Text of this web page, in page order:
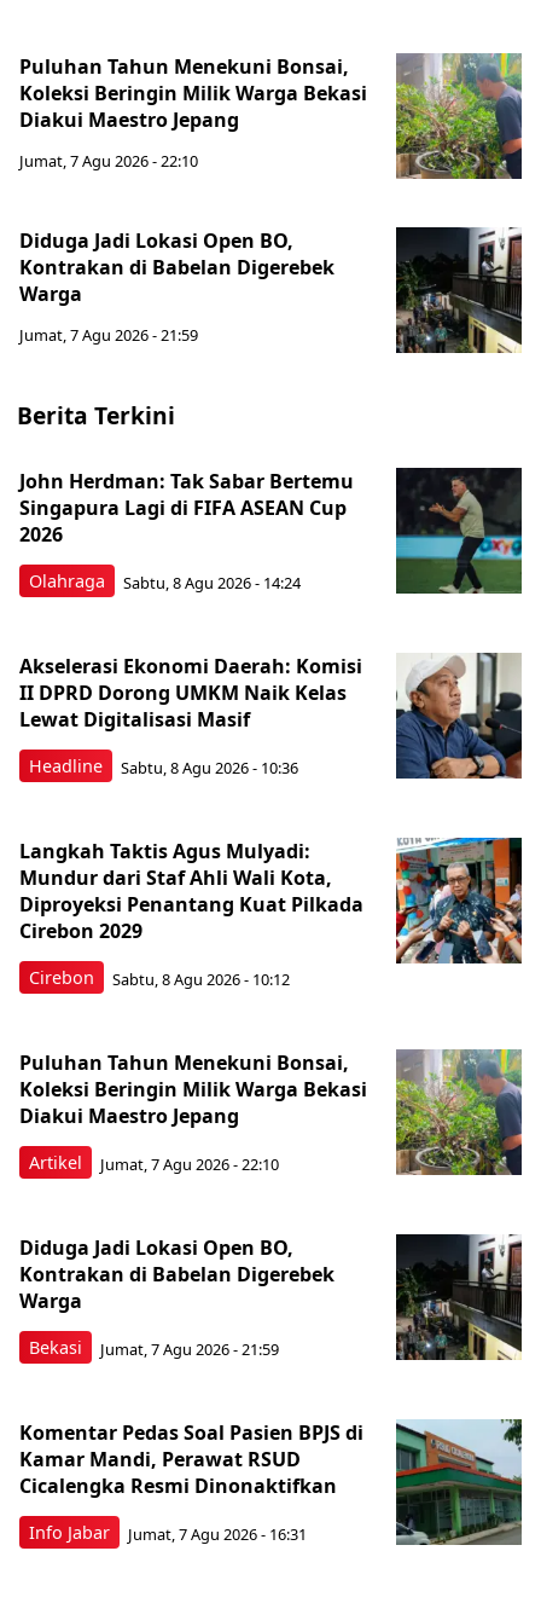
Puluhan Tahun Menekuni Bonsai,
Koleksi Beringin Milik Warga Bekasi
Diakui Maestro Jepang
Jumat, 7 Agu 2026 - 22:10
Diduga Jadi Lokasi Open BO,
Kontrakan di Babelan Digerebek
Warga
Jumat, 7 Agu 2026 - 21:59
Berita Terkini
Olahraga
John Herdman: Tak Sabar Bertemu
Singapura Lagi di FIFA ASEAN Cup
2026
Sabtu, 8 Agu 2026 - 14:24
Headline
Akselerasi Ekonomi Daerah: Komisi
II DPRD Dorong UMKM Naik Kelas
Lewat Digitalisasi Masif
Sabtu, 8 Agu 2026 - 10:36
Cirebon
Langkah Taktis Agus Mulyadi:
Mundur dari Staf Ahli Wali Kota,
Diproyeksi Penantang Kuat Pilkada
Cirebon 2029
Sabtu, 8 Agu 2026 - 10:12
Artikel
Puluhan Tahun Menekuni Bonsai,
Koleksi Beringin Milik Warga Bekasi
Diakui Maestro Jepang
Jumat, 7 Agu 2026 - 22:10
Bekasi
Diduga Jadi Lokasi Open BO,
Kontrakan di Babelan Digerebek
Warga
Jumat, 7 Agu 2026 - 21:59
Info Jabar
Komentar Pedas Soal Pasien BPJS di
Kamar Mandi, Perawat RSUD
Cicalengka Resmi Dinonaktifkan
Jumat, 7 Agu 2026 - 16:31